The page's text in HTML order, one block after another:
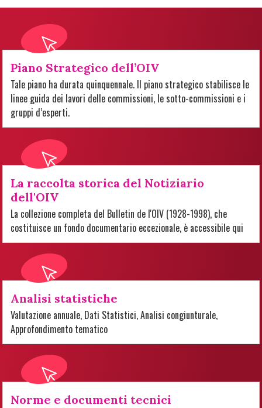
Piano Strategico dell’OIV
Tale piano ha durata quinquennale. Il piano strategico stabilisce le
linee guida dei lavori delle commissioni, le sotto-commissioni e i
gruppi d’esperti.
La raccolta storica del Notiziario
dell'OIV
La collezione completa del Bulletin de l'OIV (1928-1998), che
costituisce un fondo documentario eccezionale, è accessibile qui
Analisi statistiche
Valutazione annuale, Dati Statistici, Analisi congiunturale,
Approfondimento tematico
Norme e documenti tecnici